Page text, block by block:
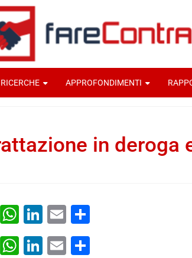
RICERCHE APPROFONDIMENTI
in deroga
X WhatsApp
LinkedIn
Email
X WhatsApp
LinkedIn
Email